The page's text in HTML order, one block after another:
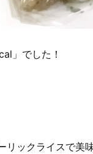
」でした！
リックライスで美